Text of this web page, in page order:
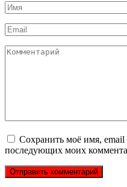
Имя
*
Email
*
Комментарий
Сохранить моё имя, email
последующих моих